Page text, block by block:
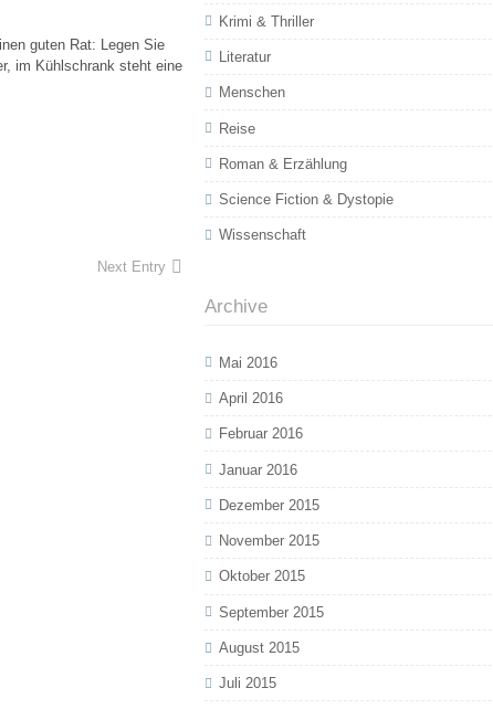
guten Rat: Legen Sie
im Kühlschrank steht eine
Next Entry
Krimi & Thriller
Literatur
Menschen
Reise
Roman & Erzählung
Science Fiction & Dystopie
Wissenschaft
Archive
Mai 2016
April 2016
Februar 2016
Januar 2016
Dezember 2015
November 2015
Oktober 2015
September 2015
August 2015
Juli 2015